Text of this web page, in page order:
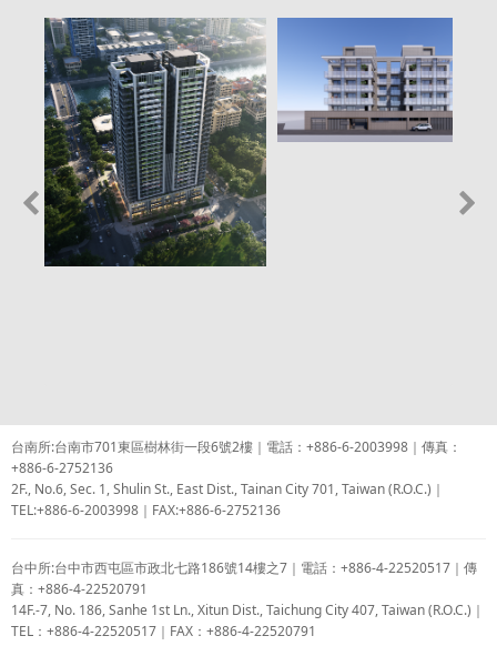
台南所:台南市701東區樹林街一段6號2樓｜電話：+886-6-2003998｜傳真：
+886-6-2752136
2F., No.6, Sec. 1, Shulin St., East Dist., Tainan City 701, Taiwan (R.O.C.)｜
TEL:+886-6-2003998｜FAX:+886-6-2752136
台中所:台中市西屯區市政北七路186號14樓之7｜電話：+886-4-22520517｜傳
真：+886-4-22520791
14F.-7, No. 186, Sanhe 1st Ln., Xitun Dist., Taichung City 407, Taiwan (R.O.C.)｜
TEL：+886-4-22520517｜FAX：+886-4-22520791